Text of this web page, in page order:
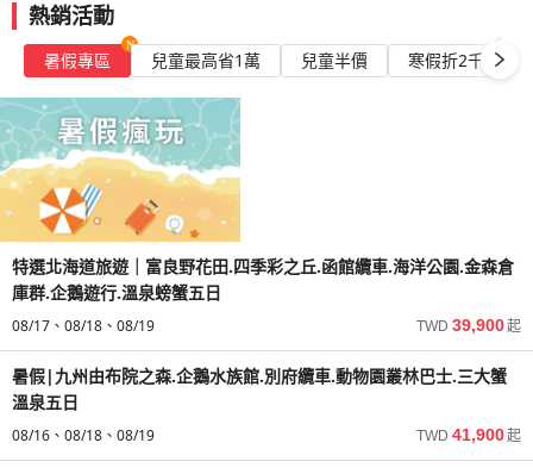
熱銷活動
暑假專區 兒童最高省1萬 兒童半價 寒假折2千
特選北海道旅遊｜富良野花田.四季彩之丘.函館纜車.海洋公園.金森倉
庫群.企鵝遊行.溫泉螃蟹五日
08/17 08/18 08/19 TWD 39,900起
暑假|九州由布院之森.企鵝水族館.別府纜車.動物園叢林巴士.三大蟹
溫泉五日
08/16 08/18 08/19 TWD 41,900起